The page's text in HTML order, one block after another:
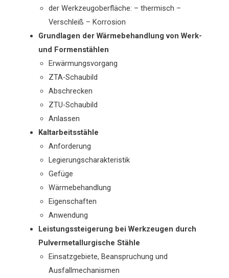
der Werkzeugoberfläche: – thermisch –
Verschleiß – Korrosion
Grundlagen der Wärmebehandlung von Werk-
und Formenstählen
Erwärmungsvorgang
ZTA-Schaubild
Abschrecken
ZTU-Schaubild
Anlassen
Kaltarbeitsstähle
Anforderung
Legierungscharakteristik
Gefüge
Wärmebehandlung
Eigenschaften
Anwendung
Leistungssteigerung bei Werkzeugen durch
Pulvermetallurgische Stähle
Einsatzgebiete, Beanspruchung und
Ausfallmechanismen